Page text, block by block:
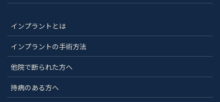
インプラントとは
インプラントの手術方法
他院で断られた方へ
持病のある方へ